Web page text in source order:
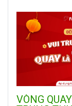
VÒNG